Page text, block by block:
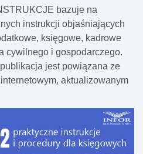
340 milionów dokumentów.
ujawniają jednak, że
dokumentów,
których prawie 20 proc.
lub logiczne.
bazuje na
instrukcji objaśniających
księgowe, kadrowe
cywilnego i gospodarczego.
jest powiązana ze
aktualizowanym